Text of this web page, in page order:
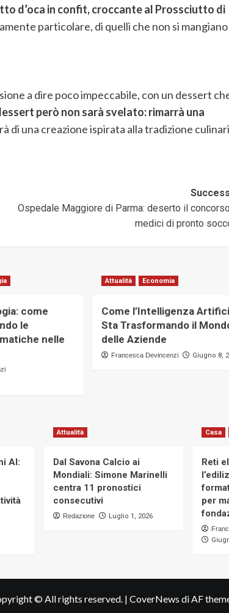
d’oca in confit, croccante al Prossciutto di
particolare, di quelli che non si mangiano
a dire poco impeccabile, con un dessert
però non sarà svelato: rimarrà una
di una creazione ispirata alla tradizione
Ospedale Maggiore di Parma: deserto il
medici di pronto
come
le
nelle
Attualità Economia
Come l’Intelligenza
Sta Trasformando il
delle Aziende
Francesca Devincenzi Giugno 8,
AI:
Attualità
Dal Savona Calcio ai
Mondiali: Simone Marinelli
centra 11 pronostici
consecutivi
Redazione Luglio 1, 2026
Casa
Reti
per
© All rights reserved. | CoverNews di AF